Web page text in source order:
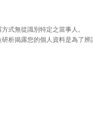
式無從識別特定之當事人。
析揭露您的個人資料是為了